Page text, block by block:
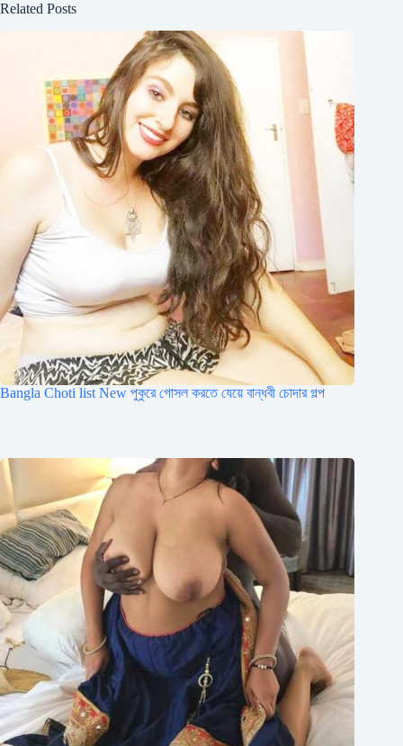
Related Posts
Bangla Choti list New পুকুরে গোসল করতে যেয়ে বান্ধবী চোদার গল্প